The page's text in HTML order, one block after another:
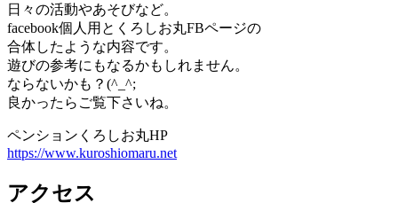
日々の活動やあそびなど。
facebook個人用とくろしお丸FBページの
合体したような内容です。
遊びの参考にもなるかもしれません。
ならないかも？(^_^;
良かったらご覧下さいね。
ペンションくろしお丸HP
https://www.kuroshiomaru.net
アクセス